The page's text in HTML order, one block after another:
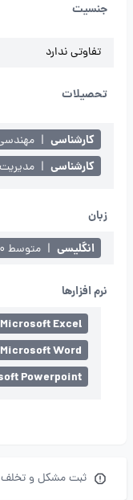
جنسیت
تفاوتی ندارد
تحصیلات
کارشناسی |
کارشناسی |
زبان
انگلیسی | متوسط ۵۰٪
نرم افزارها
Microsoft Excel
Microsoft Word
Powerpoint
ثبت مشکل و